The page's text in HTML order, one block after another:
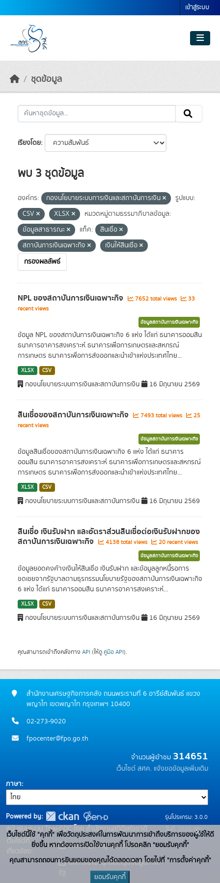
เข้าสู่ระบบ
ชุดข้อมูล
เรียงโดย
พบ 3 ชุดข้อมูล
องค์กร: กองนโยบายระบบการเงินและสถาบันการเงิน
รูปแบบ:
CSV
XLSX
หมวดหมู่ตามธรรมาภิบาลข้อมูล:
ข้อมูลสาธารณะ
แท็ค:
สินเชื่อ
สถาบันการเงินเฉพาะกิจ
เงินให้สินเชื่อ
กรองผลลัพธ์
NPL ของสถาบันการเงินเฉพาะกิจ 7652 total views
33
recent views
ข้อมูลสถาบันการเงินเฉพาะกิจ
ข้อมูล NPL ของสถาบันการเงินเฉพาะกิจ 6 แห่ง ได้แก่ ธนาคารออมสิน
ธนาคารอาคารสงเคราะห์ ธนาคารเพื่อการเกษตรและสหกรณ์
การเกษตร ธนาคารเพื่อการส่งออกและนำเข้าแห่งประเทศไทย...
XLSX CSV
กองนโยบายระบบการเงินและสถาบันการเงิน 16 มิถุนายน 2569
สินเชื่อของสถาบันการเงินเฉพาะกิจ 7493 total views
25
recent views
ข้อมูลสถาบันการเงินเฉพาะกิจ
ข้อมูลสินเชื่อของสถาบันการเงินเฉพาะกิจ 6 แห่ง ได้แก่ ธนาคาร
ออมสิน ธนาคารอาคารสงเคราะห์ ธนาคารเพื่อการเกษตรและสหกรณ์
การเกษตร ธนาคารเพื่อการส่งออกและนำเข้าแห่งประเทศไทย...
XLSX CSV
กองนโยบายระบบการเงินและสถาบันการเงิน 16 มิถุนายน 2569
สินเชื่อ เงินรับฝาก และอัตราส่วนสินเชื่อต่อเงินรับฝากของ
สถาบันการเงินเฉพาะกิจ 4138 total views 20 recent views
ข้อมูลสถาบันการเงินเฉพาะกิจ
ข้อมูลยอดคงค้างเงินให้สินเชื่อ เงินรับฝาก และข้อมูลลูกหนี้รอการ
ชดเชยจากรัฐบาลตามธุรกรรมนโยบายรัฐของสถาบันการเงินเฉพาะกิจ
6 แห่ง ได้แก่ ธนาคารออมสิน ธนาคารอาคารสงเคราะห์...
XLSX CSV
กองนโยบายระบบการเงินและสถาบันการเงิน 16 มิถุนายน 2569
คุณสามารถเข้าถึงคลังทาง API (ให้ดู คู่มือ API).
สำนักงานเศรษฐกิจการคลัง ถนนพระรามที่ 6 อารีย์สัมพันธ์ แขวง
พญาไท เขตพญาไท กรุงเทพฯ 10400
02-273-9020
fpocenter@fpo.go.th
จำนวนผู้เข้าชม 314651
เว็บไซต์ สศค. แจ้งขอข้อมูลเพิ่มเติม
ภาษา
Powered by:
สนับสนุนระบบ Thai-GDC โดย สำนักงานสถิติแห่งชาติ
เว็บไซต์ที่
เกี่ยวข้อง:
ระบบบัญชีข้อมูลภาครัฐ
บริการนามานุกรมบัญชีข้อมูลภาค
รุ่นโปรแกรม: 3.0.0
วันที่: 2025-06-
10
เว็บไซต์นี้ใช้ "คุกกี้" เพื่อวัตถุประสงค์ในการพัฒนาการเข้าถึงบริการของผู้ใช้ให้ดี
ยิ่งขึ้น หากต้องการเปิดใช้งานคุกกี้ โปรดคลิก "ยอมรับคุกกี้"
คุณสามารถถอนการยินยอมของคุณได้ตลอดเวลา โดยไปที่ "การตั้งค่าคุกกี้"
ยอมรับคุกกี้
x